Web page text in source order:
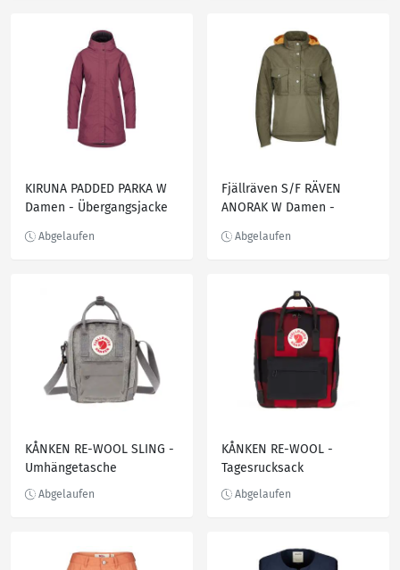
KIRUNA PADDED PARKA W
Damen - Übergangsjacke
Fjällräven S/F RÄVEN
ANORAK W Damen -
KÅNKEN RE-WOOL SLING -
Umhängetasche
KÅNKEN RE-WOOL -
Tagesrucksack